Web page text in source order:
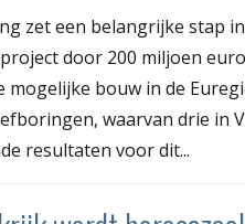
zet een belangrijke stap
door 200 miljoen
mogelijke bouw in de
waarvan drie in
resultaten voor dit...